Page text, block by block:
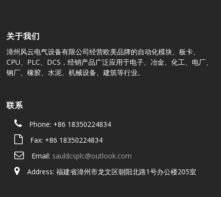
关于我们
漳州风云电气设备有限公司经营欧美品牌的自动化模块、板卡、
CPU、PLC、DCS，经销产品广泛应用于电子、冶金、化工、电厂、
钢厂、橡胶、水泥、机械设备、建筑等行业。
联系
Phone: +86 18350224834
Fax: +86 18350224834
Email: sauldcsplc@outlook.com
Address: 福建省漳州市龙文区朝阳北路1号办公楼205室